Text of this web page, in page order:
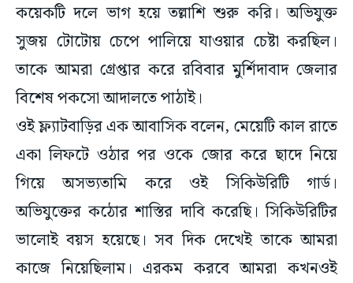
কয়েকটি দলে ভাগ হয়ে তল্লাশি শুরু করি। অভিযুক্ত
সুজয় টোটোয় চেপে পালিয়ে যাওয়ার চেষ্টা করছিল।
তাকে আমরা গ্রেপ্তার করে রবিবার মুর্শিদাবাদ জেলার
বিশেষ পকসো আদালতে পাঠাই।
ওই ফ্ল্যাটবাড়ির এক আবাসিক বলেন, মেয়েটি কাল রাতে
একা লিফটে ওঠার পর ওকে জোর করে ছাদে নিয়ে
গিয়ে অসভ্যতামি করে ওই সিকিউরিটি গার্ড।
অভিযুক্তের কঠোর শাস্তির দাবি করেছি। সিকিউরিটির
ভালোই বয়স হয়েছে। সব দিক দেখেই তাকে আমরা
কাজে নিয়েছিলাম। এরকম করবে আমরা কখনওই